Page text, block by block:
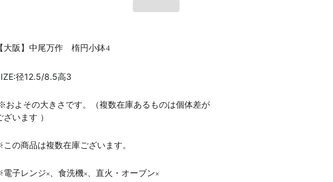
【大阪】中尾万作 楕円小鉢4
径12.5/8.5高3
およその大きさです。（複数在庫あるものは個体差が
ざいます ）
の商品は複数在庫ございます。
子レンジ×、食洗機×、直火・オーブン×